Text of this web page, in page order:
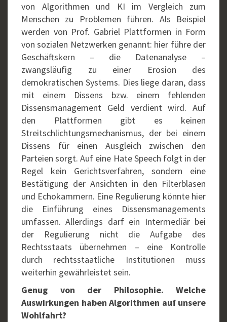
von Algorithmen und KI im Vergleich zum
Menschen zu Problemen führen. Als Beispiel
werden von Prof. Gabriel Plattformen in Form
von sozialen Netzwerken genannt: hier führe der
Geschäftskern – die Datenanalyse –
zwangsläufig zu einer Erosion des
demokratischen Systems. Dies liege daran, dass
mit einem Dissens bzw. einem fehlenden
Dissensmanagement Geld verdient wird. Auf
den Plattformen gibt es keinen
Streitschlichtungsmechanismus, der bei einem
Dissens für einen Ausgleich zwischen den
Parteien sorgt. Auf eine Hate Speech folgt in der
Regel kein Gerichtsverfahren, sondern eine
Bestätigung der Ansichten in den Filterblasen
und Echokammern. Eine Regulierung könnte hier
die Einführung eines Dissensmanagements
umfassen. Allerdings darf ein Intermediär bei
der Regulierung nicht die Aufgabe des
Rechtsstaats übernehmen – eine Kontrolle
durch rechtsstaatliche Institutionen muss
weiterhin gewährleistet sein.
Genug von der Philosophie. Welche
Auswirkungen haben Algorithmen auf unsere
Wohlfahrt?